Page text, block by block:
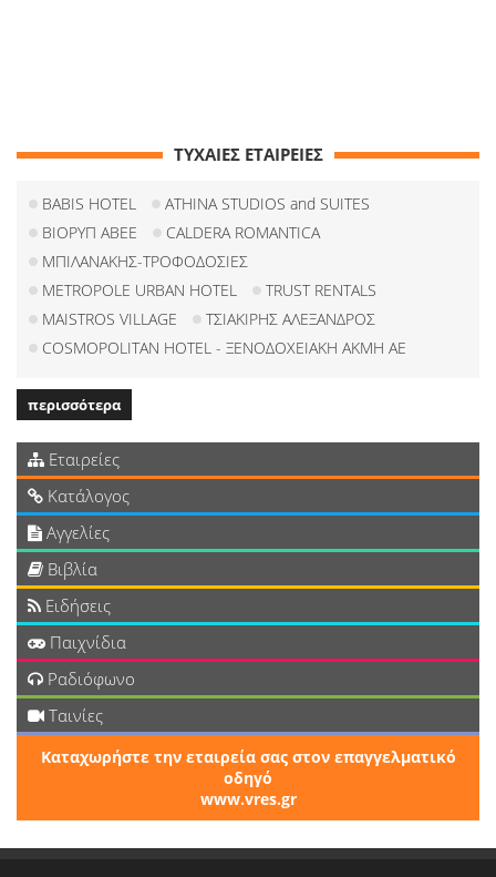
ΤΥΧΑΙΕΣ ΕΤΑΙΡΕΙΕΣ
BABIS HOTEL
ATHINA STUDIOS and SUITES
ΒΙΟΡΥΠ ΑΒΕΕ
CALDERA ROMANTICA
ΜΠΙΛΑΝΑΚΗΣ-ΤΡΟΦΟΔΟΣΙΕΣ
METROPOLE URBAN HOTEL
TRUST RENTALS
MAISTROS VILLAGE
ΤΣΙΑΚΙΡΗΣ ΑΛΕΞΑΝΔΡΟΣ
COSMOPOLITAN HOTEL - ΞΕΝΟΔΟΧΕΙΑΚΗ ΑΚΜΗ ΑΕ
περισσότερα
Εταιρείες
Κατάλογος
Αγγελίες
Βιβλία
Ειδήσεις
Παιχνίδια
Ραδιόφωνο
Ταινίες
Καταχωρήστε την εταιρεία σας στον επαγγελματικό
οδηγό
www.vres.gr